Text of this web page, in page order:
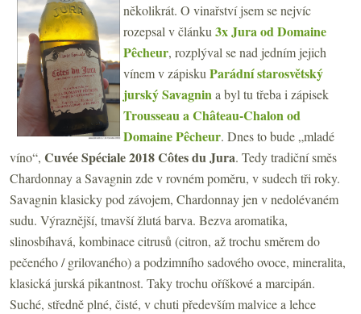
několikrát. O vinařství jsem se nejvíc
rozepsal v článku 3x Jura od Domaine
Pêcheur, rozplýval se nad jedním jejich
vínem v zápisku Parádní starosvětský
jurský Savagnina byl tu třeba i zápisek
Trousseau a Château-Chalon od
Domaine Pêcheur. Dnes to bude „mladé
víno“, Cuvée Spéciale 2018 Côtes du Jura. Tedy tradiční směs
Chardonnay a Savagnin zde v rovném poměru, v sudech tři roky.
Savagnin klasicky pod závojem, Chardonnay jen v nedolévaném
sudu. Výraznější, tmavší žlutá barva. Bezva aromatika,
slinosbíhavá, kombinace citrusů (citron, až trochu směrem do
pečeného / grilovaného) a podzimního sadového ovoce, mineralita,
klasická jurská pikantnost. Taky trochu oříškové a marcipán.
Suché, středně plné, čisté, v chuti především malvice a lehce